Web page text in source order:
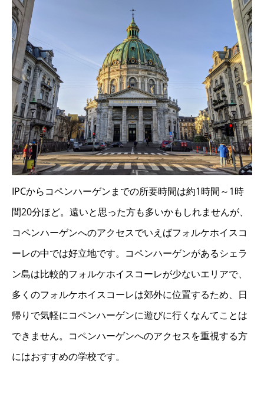
IPCからコペンハーゲンまでの所要時間は約1時間～1時
間20分ほど。遠いと思った方も多いかもしれませんが、
コペンハーゲンへのアクセスでいえばフォルケホイスコ
ーレの中では好立地です。コペンハーゲンがあるシェラ
ン島は比較的フォルケホイスコーレが少ないエリアで、
多くのフォルケホイスコーレは郊外に位置するため、日
帰りで気軽にコペンハーゲンに遊びに行くなんてことは
できません。コペンハーゲンへのアクセスを重視する方
にはおすすめの学校です。